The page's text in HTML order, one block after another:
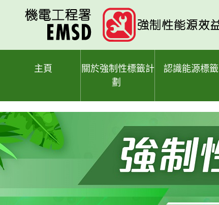
主頁
關於強制性標籤計
劃
認識能源標籤